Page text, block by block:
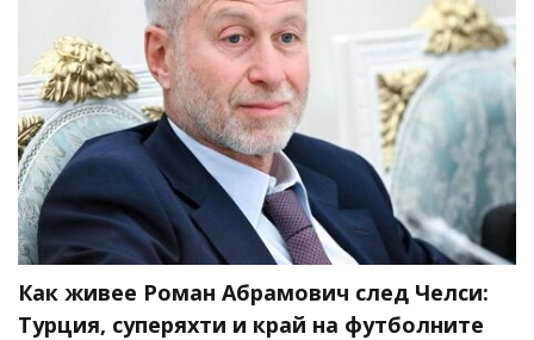
Как живее Роман Абрамович след Челси:
Турция, суперяхти и край на футболните